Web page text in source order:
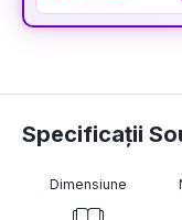
Specificații
Dimensiune